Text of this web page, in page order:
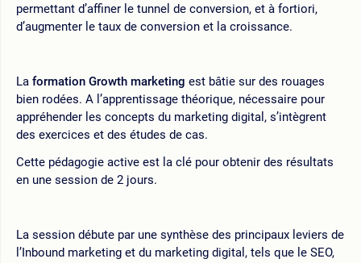
permettant d’affiner le tunnel de conversion, et à fortiori,
d’augmenter le taux de conversion et la croissance.
La formation Growth marketing est bâtie sur des rouages
bien rodées. A l’apprentissage théorique, nécessaire pour
appréhender les concepts du marketing digital, s’intègrent
des exercices et des études de cas.
Cette pédagogie active est la clé pour obtenir des résultats
en une session de 2 jours.
La session débute par une synthèse des principaux leviers de
l’Inbound marketing et du marketing digital, tels que le SEO,